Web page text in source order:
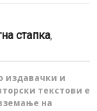
стапка,
издавачки и
текстови е
на